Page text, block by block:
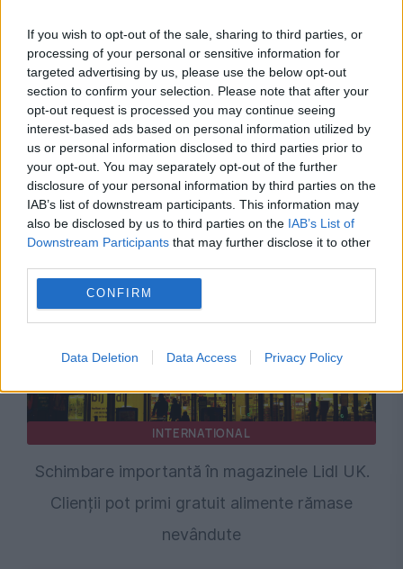
If you wish to opt-out of the sale, sharing to third parties, or
processing of your personal or sensitive information for
targeted advertising by us, please use the below opt-out
section to confirm your selection. Please note that after your
opt-out request is processed you may continue seeing
interest-based ads based on personal information utilized by
us or personal information disclosed to third parties prior to
your opt-out. You may separately opt-out of the further
disclosure of your personal information by third parties on the
IAB’s list of downstream participants. This information may
also be disclosed by us to third parties on the IAB’s List of
Downstream Participants that may further disclose it to other
CONFIRM
Data Deletion Data Access Privacy Policy
MONDEN
Phil Collins dezvăluie că a fost la un pas de
moarte: Oamenii veneau să-și ia rămas-bun
INTERNATIONAL
Schimbare importantă în magazinele Lidl UK.
Clienții pot primi gratuit alimente rămase
nevândute